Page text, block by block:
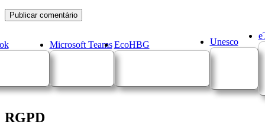
Microsoft Teams EcoHBG Unesco
RGPD